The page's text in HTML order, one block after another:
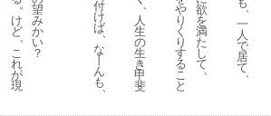
、
一
人
で
居
て、
欲
を
満
た
し
て、
や
り
く
り
す
る
こ
と
、
人
生
の
生
き
甲
斐
付
け
ば、
な
ん
も、
望
み
か
い
？
。
け
ど、
こ
れ
が
現